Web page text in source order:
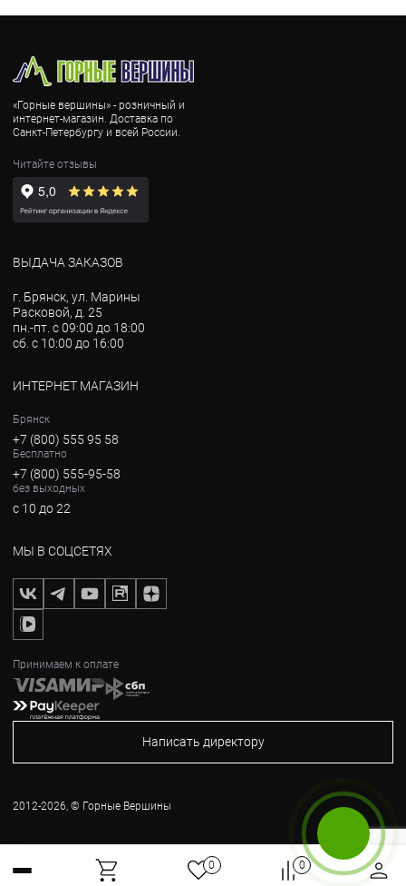
«Горные вершины» - розничный и
интернет-магазин. Доставка по
Санкт-Петербургу и всей России.
Читайте отзывы
ВЫДАЧА ЗАКАЗОВ
г. Брянск, ул. Марины
Расковой, д. 25
пн.-пт. с 09:00 до 18:00
сб. с 10:00 до 16:00
ИНТЕРНЕТ МАГАЗИН
Брянск
+7 (800) 555 95 58
Бесплатно
+7 (800) 555-95-58
без выходных
с 10 до 22
МЫ В СОЦСЕТЯХ
Принимаем к оплате
Написать директору
2012-2026, © Горные Вершины
0 0
Бесплатный звонок